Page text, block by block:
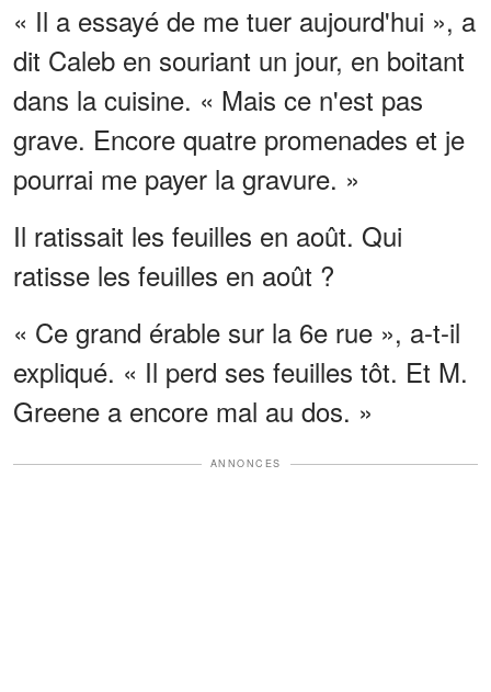
« Il a essayé de me tuer aujourd'hui », a
dit Caleb en souriant un jour, en boitant
dans la cuisine. « Mais ce n'est pas
grave. Encore quatre promenades et je
pourrai me payer la gravure. »
Il ratissait les feuilles en août. Qui
ratisse les feuilles en août ?
« Ce grand érable sur la 6e rue », a-t-il
expliqué. « Il perd ses feuilles tôt. Et M.
Greene a encore mal au dos. »
ANNONCES